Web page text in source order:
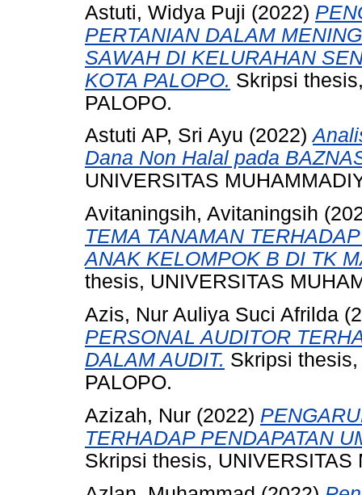
Astuti, Widya Puji (2022)
PERTANIAN DALAM
SAWAH DI KELURAHAN
KOTA PALOPO. Skripsi
PALOPO.
Astuti AP, Sri Ayu (2022)
Dana Non Halal pada
UNIVERSITAS
Avitaningsih, Avitaningsih
TEMA TANAMAN
ANAK KELOMPOK B DI TK
thesis, UNIVERSITAS
Azis, Nur Auliya Suci Afrilda
PERSONAL AUDITOR
DALAM AUDIT. Skripsi
PALOPO.
Azizah, Nur (2022)
TERHADAP PENDAPATAN
Skripsi thesis, UNIVERSITAS